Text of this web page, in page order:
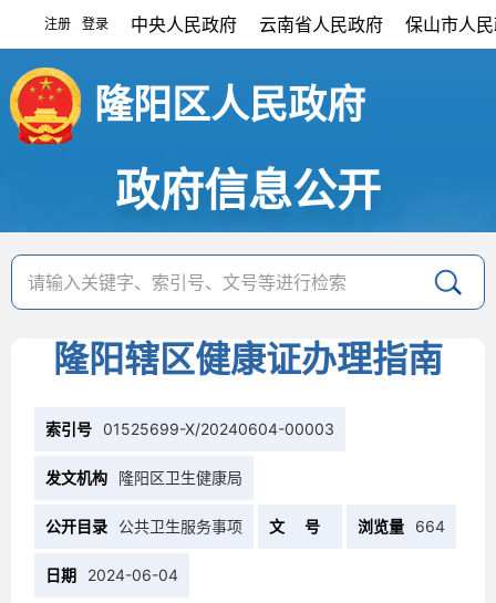
注册 登录 中央人民政府 云南省人民政府 保山市人
隆阳区人民政府
政府信息公开
隆阳辖区健康证办理指南
索引号 01525699-X/20240604-00003
发文机构 隆阳区卫生健康局
公开目录 公共卫生服务事项 文 号 浏览量 664
日期 2024-06-04